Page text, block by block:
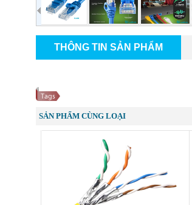
THÔNG TIN SẢN PHẨM
SẢN PHẨM CÙNG LOẠI